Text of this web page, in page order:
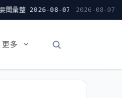
颱風預報模型登《
2026-08-07
更多